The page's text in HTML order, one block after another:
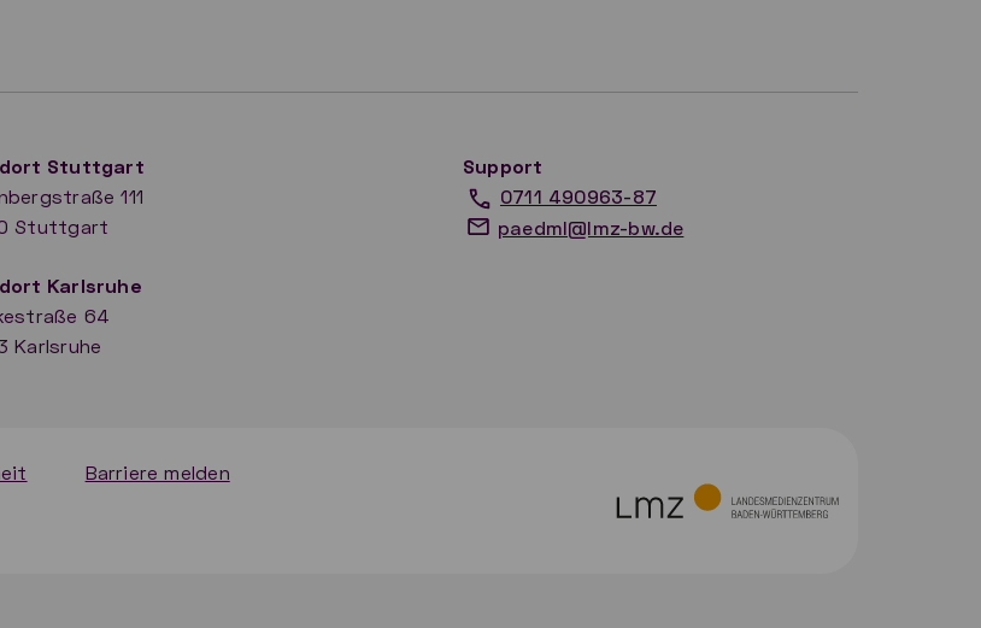
Stuttgart
111
Stuttgart
Karlsruhe
64
Karlsruhe
Support
0711 490963-87
paedml@lmz-bw.de
Barriere melden